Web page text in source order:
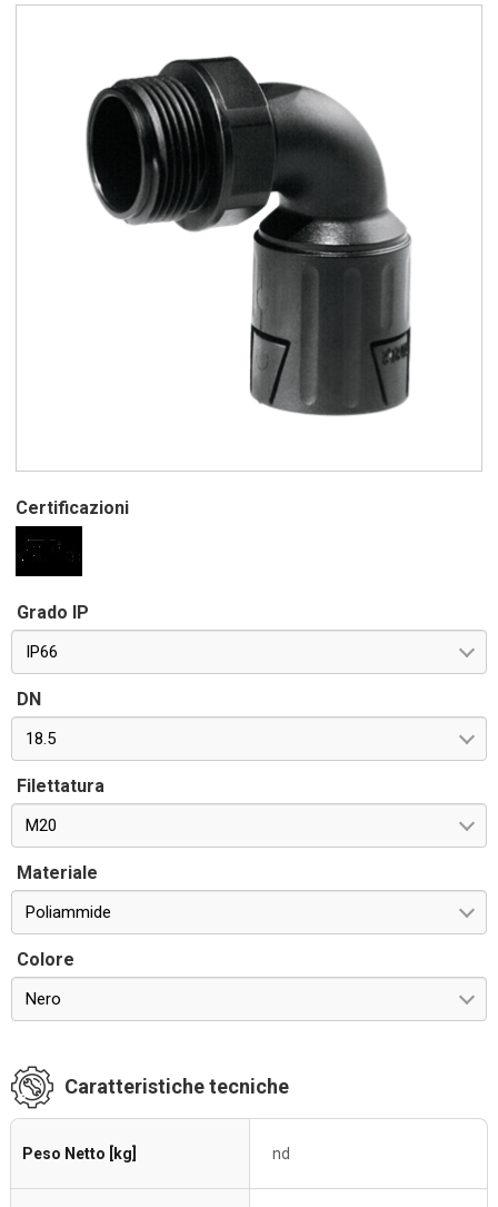
Certificazioni
Grado IP
IP66
DN
18.5
Filettatura
M20
Materiale
Poliammide
Colore
Nero
Caratteristiche tecniche
Peso Netto [kg] nd